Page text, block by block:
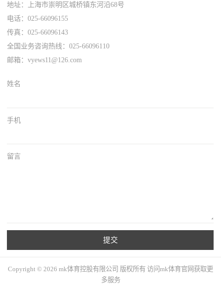
地址：上海市崇明区城桥镇东河沿68号
电话：025-66096155
传真：025-66096143
全国业务咨询热线：025-66096110
邮箱：vyews11@126.com
姓名
手机
留言
提交
Copyright © 2026 mk体育控股有限公司 版权所有 访问mk体育官网获取更
多服务